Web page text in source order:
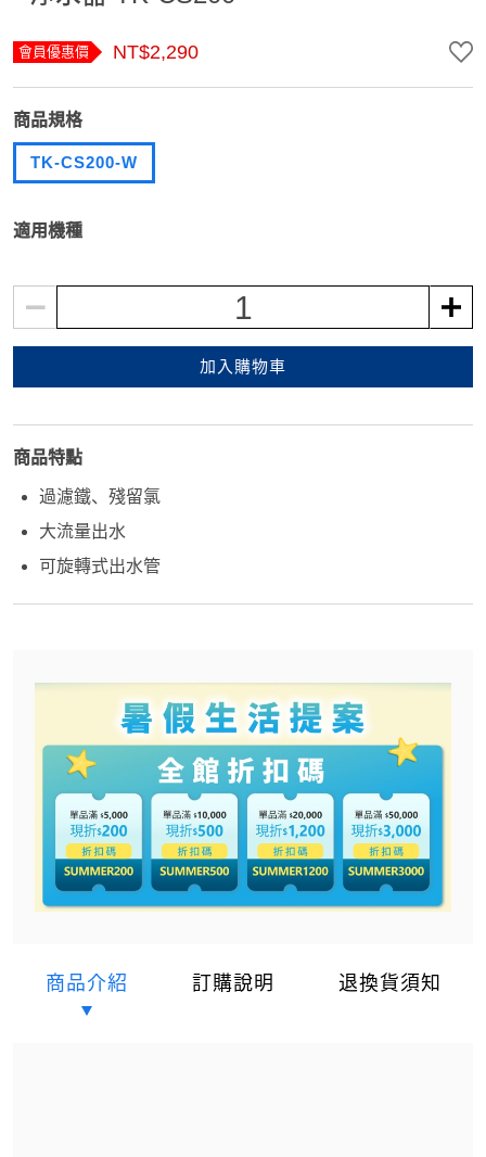
會員優惠價 NT$2,290
商品規格
TK-CS200-W
適用機種
1
加入購物車
商品特點
過濾鐵、殘留氯
大流量出水
可旋轉式出水管
商品介紹 訂購說明 退換貨須知